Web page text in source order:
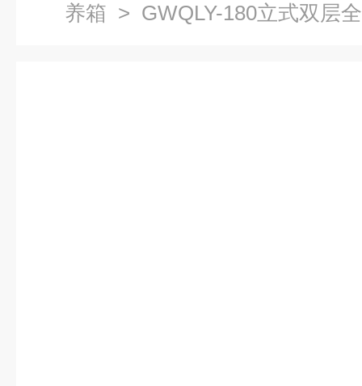
养箱 > GWQLY-180立式双层